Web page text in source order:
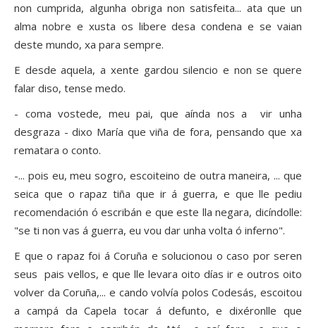
non cumprida, algunha obriga non satisfeita... ata que un
alma nobre e xusta os libere desa condena e se vaian
deste mundo, xa para sempre.
E desde aquela, a xente gardou silencio e non se quere
falar diso, tense medo.
- coma vostede, meu pai, que aínda nos a vir unha
desgraza - dixo María que viña de fora, pensando que xa
rematara o conto.
-... pois eu, meu sogro, escoiteino de outra maneira, ... que
seica que o rapaz tiña que ir á guerra, e que lle pediu
recomendación ó escribán e que este lla negara, dicíndolle:
"se ti non vas á guerra, eu vou dar unha volta ó inferno".
E que o rapaz foi á Coruña e solucionou o caso por seren
seus pais vellos, e que lle levara oito días ir e outros oito
volver da Coruña,... e cando volvía polos Codesás, escoitou
a campá da Capela tocar á defunto, e dixéronlle que